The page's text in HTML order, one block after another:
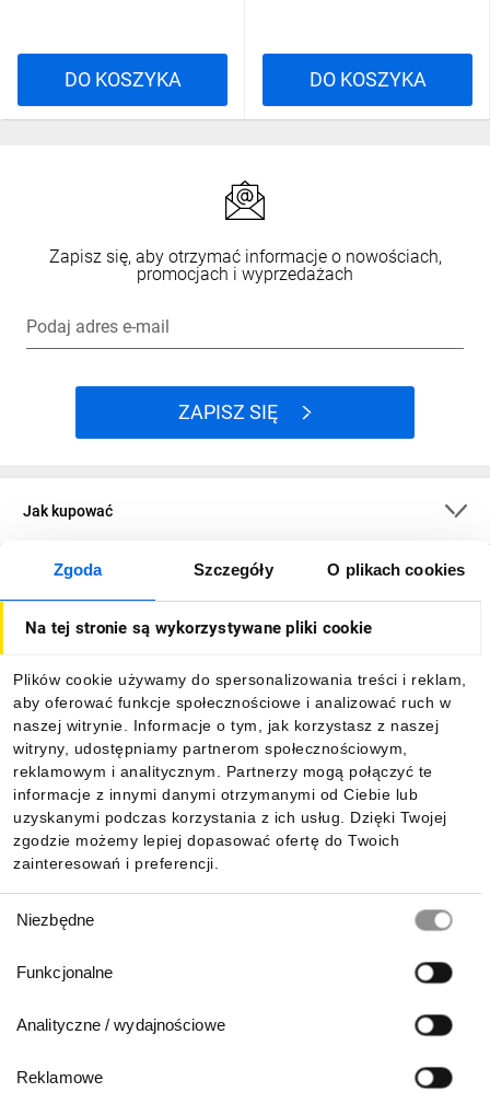
Zgoda Szczegóły O plikach cookies
Na tej stronie są wykorzystywane pliki cookie
Plików cookie używamy do spersonalizowania treści i reklam,
aby oferować funkcje społecznościowe i analizować ruch w
naszej witrynie. Informacje o tym, jak korzystasz z naszej
witryny, udostępniamy partnerom społecznościowym,
reklamowym i analitycznym. Partnerzy mogą połączyć te
informacje z innymi danymi otrzymanymi od Ciebie lub
uzyskanymi podczas korzystania z ich usług. Dzięki Twojej
zgodzie możemy lepiej dopasować ofertę do Twoich
zainteresowań i preferencji.
zgody
Niezbędne
Funkcjonalne
Analityczne / wydajnościowe
Reklamowe
DO KOSZYKA DO KOSZYKA
Zapisz się, aby otrzymać informacje o nowościach,
promocjach i wyprzedażach
Podaj adres e-mail
ZAPISZ SIĘ
Jak kupować
O firmie
Informacje
Pobierz naszą aplikację mobilną: